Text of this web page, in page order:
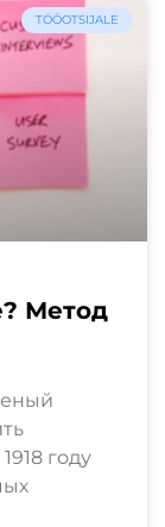
TÖÖOTSIJALE
Метод
году